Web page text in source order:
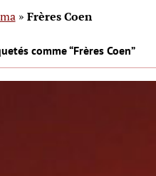
» Frères Coen
comme “Frères Coen”